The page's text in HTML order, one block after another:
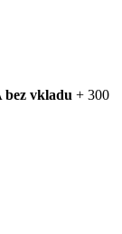
bez vkladu + 300